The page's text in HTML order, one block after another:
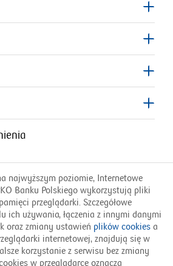
najwyższym poziomie, Internetowe
Banku Polskiego wykorzystują pliki
przeglądarki. Szczegółowe
ich używania, łączenia z innymi danymi
oraz zmiany ustawień plików cookies a
internetowej, znajdują się w
korzystanie z serwisu bez zmiany
w przeglądarce oznacza